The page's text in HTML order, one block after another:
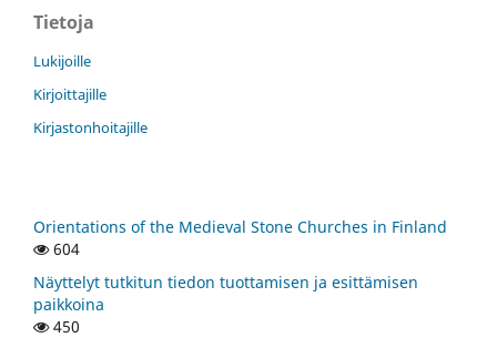
Tietoja
Lukijoille
Kirjoittajille
Kirjastonhoitajille
Orientations of the Medieval Stone Churches in Finland
604
Näyttelyt tutkitun tiedon tuottamisen ja esittämisen
paikkoina
450